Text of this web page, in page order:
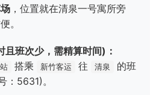
，位置就在清泉一号寓所旁
。
且班次少，需精算时间)：
搭乘 新竹客运 往 清泉
的班
：5631)。